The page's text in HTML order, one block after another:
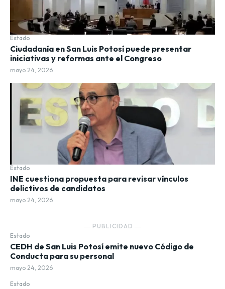
Estado
Ciudadanía en San Luis Potosí puede presentar
iniciativas y reformas ante el Congreso
mayo 24, 2026
Estado
INE cuestiona propuesta para revisar vínculos
delictivos de candidatos
mayo 24, 2026
― PUBLICIDAD ―
Estado
CEDH de San Luis Potosí emite nuevo Código de
Conducta para su personal
mayo 24, 2026
Estado